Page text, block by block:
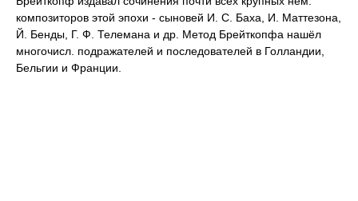
композиторов этой эпохи - сыновей И. С. Баха, И. Маттезона,
Й. Бенды, Г. Ф. Телемана и др. Метод Брейткопфа нашёл
многочисл. подражателей и последователей в Голландии,
Бельгии и Франции.